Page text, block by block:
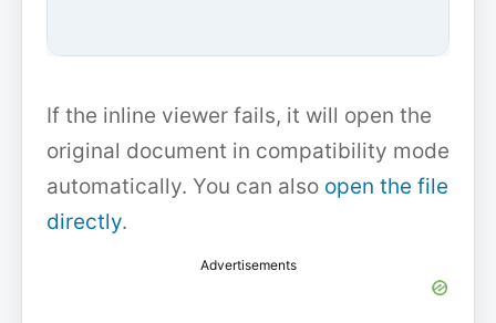
If the inline viewer fails, it will open the
original document in compatibility mode
automatically. You can also open the file
directly.
Advertisements